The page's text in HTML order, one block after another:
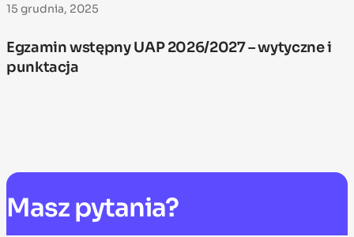
15 grudnia, 2025
Egzamin wstępny UAP 2026/2027 – wytyczne i
punktacja
Masz pytania?